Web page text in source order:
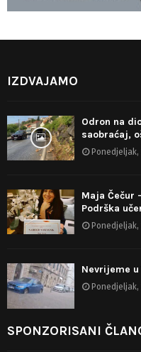
IZDVAJAMO
Odron na
saobraćaj,
Ponedjeljak,
Maja Čečur
Podrška
Ponedjeljak,
Nevrijeme
Ponedjeljak,
SPONZORISANI